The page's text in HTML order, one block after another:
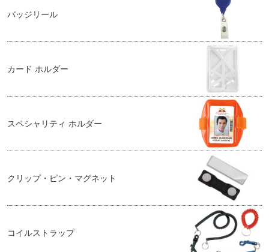
バッジリール
カード ホルダー
スペシャリティ ホルダー
クリップ・ピン・マグネット
コイルストラップ